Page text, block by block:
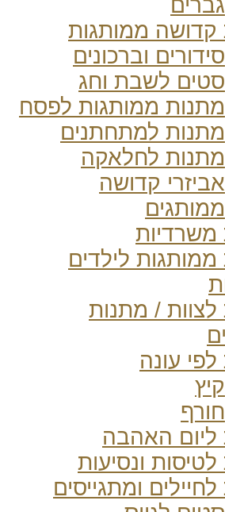
גברים
קדושה ממותגות
סידורים וברכונים
סטים לשבת וחג
מתנות ממותגות לפסח
מתנות למתחתנים
מתנות לחלאקה
אביזרי קדושה
ממותגים
משרדיות
לילדים
לצוות / מתנות
עונה
קיץ
חורף
ליום האהבה
ונסיעות
ומתגייסים